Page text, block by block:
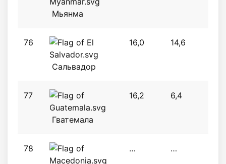
Мьянма
76
Сальвадор
16,0 14,6
77
Гватемала
16,2 6,4
78 … …